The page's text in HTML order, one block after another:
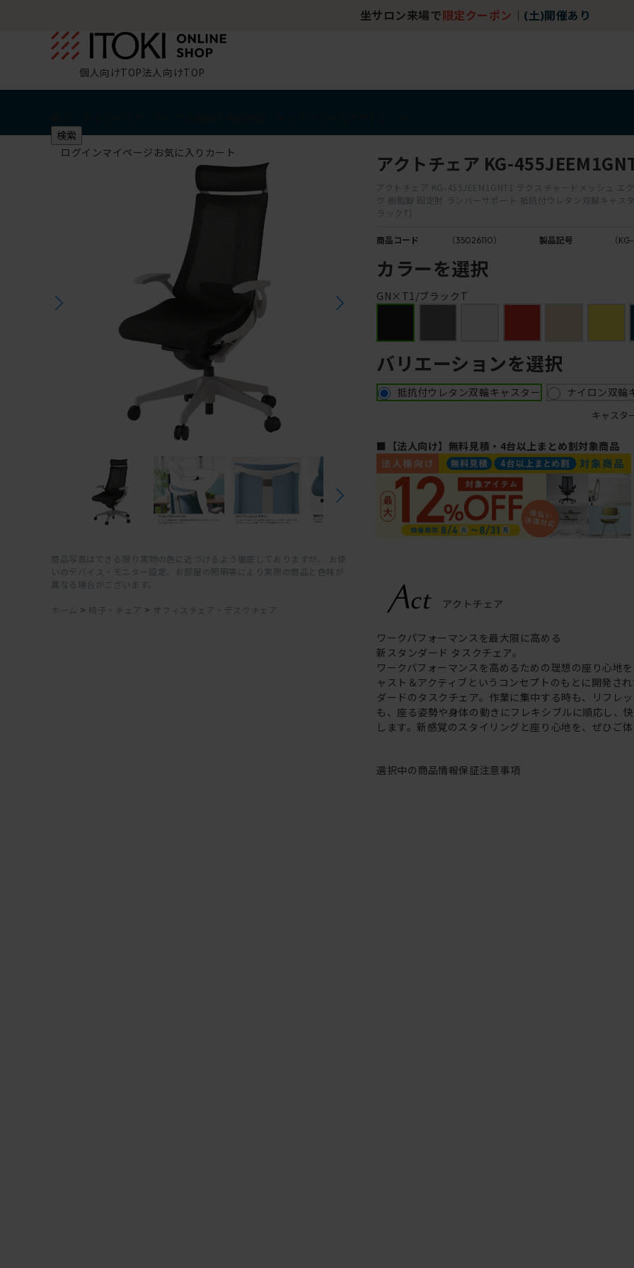
坐サロン来場で 限定クーポン (土)開催あり
個人向けTOP法人向けTOP
検索
ログインマイページ お気に入り カート
商品写真はできる限り実物の色に近づけるよう徹底しておりますが、 お使
いのデバイス・モニター設定、お部屋の照明等により実際の商品と色味が
異なる場合がございます。
ホーム > 椅子・チェア > オフィスチェア・デスクチェア
アクトチェア KG-
アクトチェア KG-455JEEM1GNT1 テクスチャードメッシュ エ
ク 樹脂脚 固定肘 ランバーサポート 抵抗付ウレタン双輪キャス
ラックT］
商品コード （35026110） 製品記号 （
カラーを選択
GN×T1/ブラックT
バリエーションを選択
抵抗付ウレタン双輪キャスター ナイロン双輪
キャスタ
■【法人向け】無料見積・4台以上まとめ割対象商品
ワークパフォーマンスを最大限に高める
新スタンダード タスクチェア。
ワークパフォーマンスを高めるための理想の座り心地
ャスト＆アクティブというコンセプトのもとに開発さ
ダードのタスクチェア。作業に集中する時も、リフレ
も、座る姿勢や身体の動きにフレキシブルに順応し、
します。新感覚のスタイリングと座り心地を、ぜひご体
選択中の商品情報保証注意事項